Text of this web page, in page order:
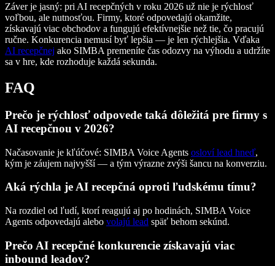
Záver je jasný: pri AI recepčných v roku 2026 už nie je rýchlosť
voľbou, ale nutnosťou. Firmy, ktoré odpovedajú okamžite,
získavajú viac obchodov a fungujú efektívnejšie než tie, čo pracujú
ručne. Konkurencia nemusí byť lepšia — je len rýchlejšia. Vďaka
AI recepčnej ako SIMBA premeníte čas odozvy na výhodu a udržíte
sa v hre, kde rozhoduje každá sekunda.
FAQ
Prečo je rýchlosť odpovede taká dôležitá pre firmy s
AI recepčnou v 2026?
Načasovanie je kľúčové: SIMBA Voice Agents osloví lead hneď,
kým je záujem najvyšší — a tým výrazne zvýši šancu na konverziu.
Aká rýchla je AI recepčná oproti ľudskému tímu?
Na rozdiel od ľudí, ktorí reagujú aj po hodinách, SIMBA Voice
Agents odpovedajú alebo volajú lead späť behom sekúnd.
Prečo AI recepčné konkurencie získavajú viac
inbound leadov?